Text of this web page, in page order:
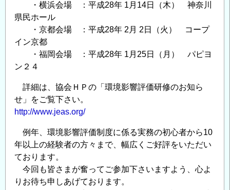
・横浜会場 ：平成28年 1月14日（木） 神奈川
県民ホール
・京都会場 ：平成28年 2月 2日（火） コープ
イン京都
・福岡会場 ：平成28年 1月25日（月） パピヨ
ン２４
詳細は、協会ＨＰの「環境影響評価研修のお知ら
せ」をご覧下さい。
http://www.jeas.org/
例年、環境影響評価制度に係る実務の初心者から10
年以上の経験者の方々まで、幅広くご好評をいただい
ております。
今回も皆さまが奮ってご参加下さいますよう、心よ
りお待ち申しあげております。